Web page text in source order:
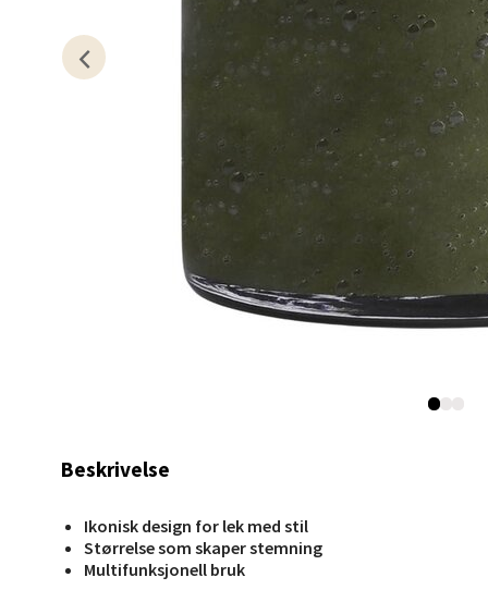
Beskrivelse
Ikonisk design for lek med stil
Størrelse som skaper stemning
Multifunksjonell bruk
Åpent
0 i
Åpent
0 i
Åpent i